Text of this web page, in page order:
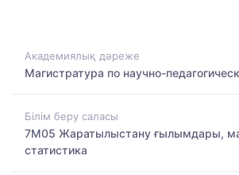
Академиялық дәреже
Магистратура по научно-
Білім беру саласы
7M05 Жаратылыстану ғылымдары,
статистика